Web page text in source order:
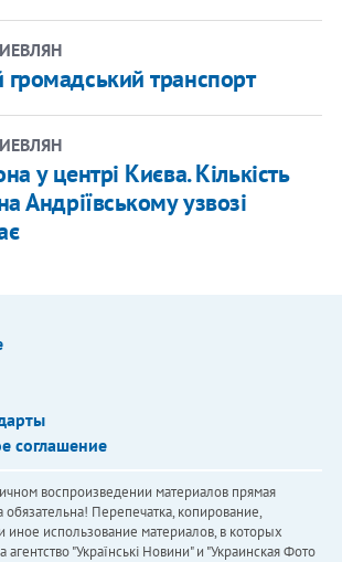
транспорт
у центрі Києва. Кількість
Андріївському узвозі
соглашение
воспроизведении материалов прямая
обязательна! Перепечатка, копирование,
иное использование материалов, в которых
"Українськi Новини" и "Украинская Фото